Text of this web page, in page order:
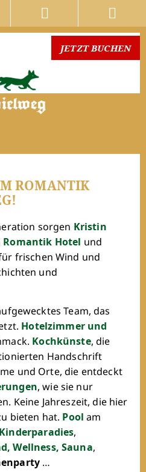
EN
FR
JETZT BUCHEN
ROMANTIK
sorgen Kristin
Romantik Hotel und
frischen Wind und
und
Team, das
Hotelzimmer und
Kochkünste, die
Handschrift
und Orte, die entdeckt
, wie sie nur
Keine Jahreszeit, die hier
bieten hat. Pool am
Kinderparadies,
,Wellness, Sauna,
…